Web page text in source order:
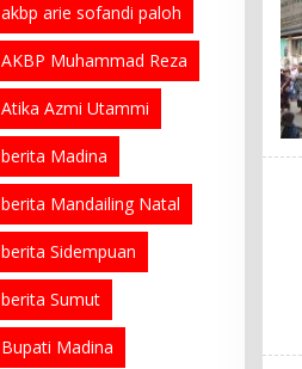
akbp arie sofandi paloh
AKBP Muhammad Reza
Atika Azmi Utammi
berita Madina
berita Mandailing Natal
berita Sidempuan
berita Sumut
Bupati Madina